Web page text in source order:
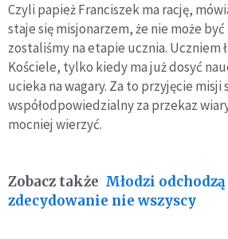
Czyli papież Franciszek ma rację,
staje się misjonarzem, że nie może
zostaliśmy na etapie ucznia. Uczniem
Kościele, tylko kiedy ma już dosyć
ucieka na wagary. Za to przyjęcie misji
współodpowiedzialny za przekaz
mocniej wierzyć.
Zobacz także Młodzi
zdecydowanie nie wszyscy